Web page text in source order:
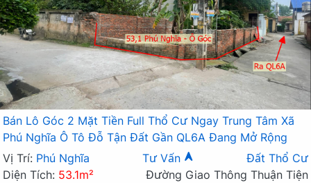
Bán Lô Góc 2 Mặt Tiền Full Thổ Cư Ngay Trung Tâm Xã
Phú Nghĩa Ô Tô Đỗ Tận Đất Gần QL6A Đang Mở Rộng
Vị Trí: Phú Nghĩa Tư Vấn
Đất Thổ Cư
Diện Tích: 53.1m²
Đường Giao Thông Thuận Tiện